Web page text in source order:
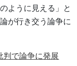
ように見える」と
が行き交う論争に
判で論争に発展